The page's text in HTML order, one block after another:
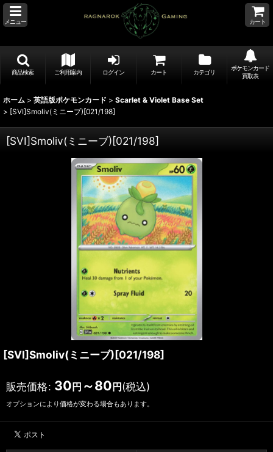
メニュー カート
商品検索 ご利用案内 ログイン カート カテゴリ
ポケモンカード
買取表
ホーム > 英語版ポケモンカード > Scarlet & Violet Base Set
> [SVI]Smoliv(ミニーブ)[021/198]
[SVI]Smoliv(ミニーブ)[021/198]
[SVI]Smoliv(ミニーブ)[021/198]
販売価格: 30 円 ～80 円 (税込)
オプションにより価格が変わる場合もあります。